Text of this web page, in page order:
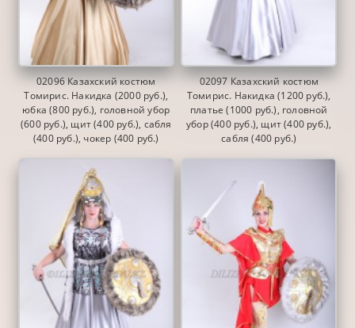
02096 Казахский костюм
Томирис. Накидка (2000 руб.),
юбка (800 руб.), головной убор
(600 руб.), щит (400 руб.), сабля
(400 руб.), чокер (400 руб.)
02097 Казахский костюм
Томирис. Накидка (1200 руб.),
платье (1000 руб.), головной
убор (400 руб.), щит (400 руб.),
сабля (400 руб.)